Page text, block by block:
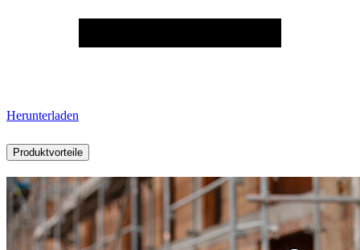
Herunterladen
Produktvorteile